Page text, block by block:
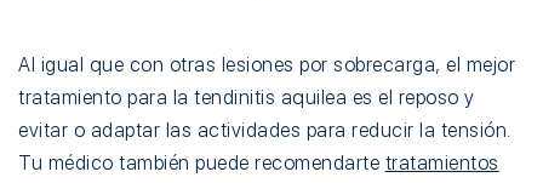
Al igual que con otras lesiones por sobrecarga, el mejor
tratamiento para la tendinitis aquilea es el reposo y
evitar o adaptar las actividades para reducir la tensión.
Tu médico también puede recomendarte tratamientos